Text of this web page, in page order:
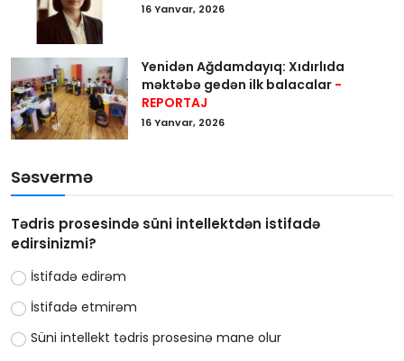
16 Yanvar, 2026
Yenidən Ağdamdayıq: Xıdırlıda
məktəbə gedən ilk balacalar -
REPORTAJ
16 Yanvar, 2026
Səsvermə
Tədris prosesində süni intellektdən istifadə
edirsinizmi?
İstifadə edirəm
İstifadə etmirəm
Süni intellekt tədris prosesinə mane olur